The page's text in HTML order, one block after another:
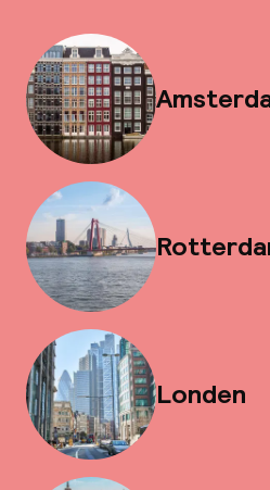
Londen